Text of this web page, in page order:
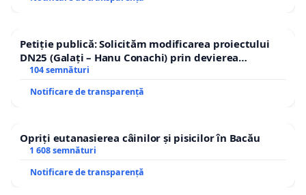
Petiție publică: Solicităm modificarea proiectului
DN25 (Galați – Hanu Conachi) prin devierea
traseului în afara localităților!
104 semnături
Notificare de transparență
Opriți eutanasierea câinilor și pisicilor în Bacău
1 608 semnături
Notificare de transparență